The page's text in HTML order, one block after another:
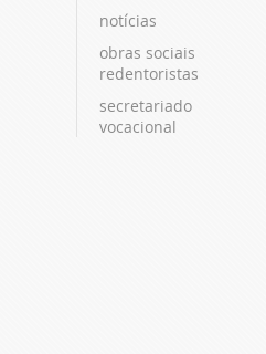
notícias
obras sociais
redentoristas
secretariado
vocacional